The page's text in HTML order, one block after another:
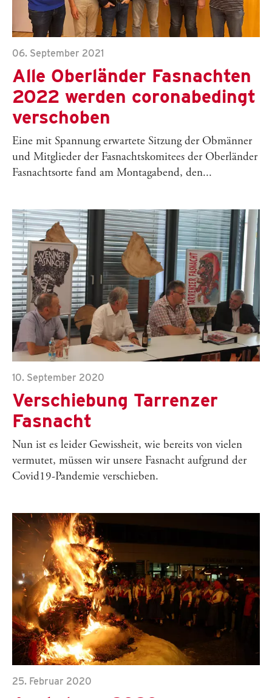
06. September 2021
Alle Oberländer Fasnachten
2022 werden coronabedingt
verschoben
Eine mit Spannung erwartete Sitzung der Obmänner
und Mitglieder der Fasnachtskomitees der Oberländer
Fasnachtsorte fand am Montagabend, den...
10. September 2020
Verschiebung Tarrenzer
Fasnacht
Nun ist es leider Gewissheit, wie bereits von vielen
vermutet, müssen wir unsere Fasnacht aufgrund der
Covid19-Pandemie verschieben.
25. Februar 2020